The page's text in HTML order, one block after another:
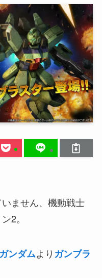
ません、機動戦士
2。
ンダムより ガンブラ